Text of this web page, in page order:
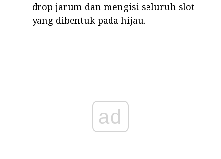
drop jarum dan mengisi seluruh slot
yang dibentuk pada hijau.
ad